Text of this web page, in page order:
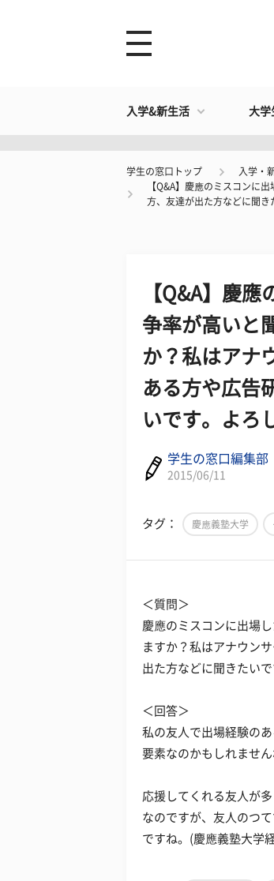
入学&新生活 大学
学生の窓口トップ 入学・
【Q&A】慶應のミスコンに
方、友達が出た方などに聞き
【Q&A】慶
争率が高いと
か？私はアナ
ある方や広告
いです。よろ
学生の窓口編集部
2015/06/11
タグ： 慶應義塾大学
＜質問＞
慶應のミスコンに出場
ますか？私はアナウン
出た方などに聞きたい
＜回答＞
私の友人で出場経験の
要素なのかもしれませ
応援してくれる友人が
なのですが、友人のつ
ですね。(慶應義塾大学